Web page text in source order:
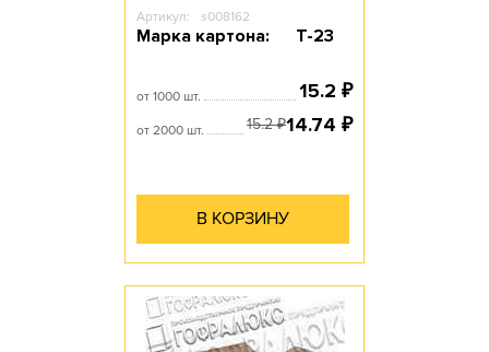
Артикул: s008162
Марка картона: Т-23
от 1000 шт. 15.2 ₽
от 2000 шт. 15.2₽14.74 ₽
В КОРЗИНУ